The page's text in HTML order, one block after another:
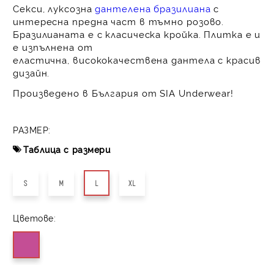
Секси, луксознадантелена бразилиана с
интересна предна част в тъмно розово.
Бразилианата е с класическа кройка. Плитка е и
е изпълнена от
еластична, висококачествена дантела с красив
дизайн.
Произведено в България от SIA Underwear!
РАЗМЕР:
Таблица с размери
S M L XL
Цветове: